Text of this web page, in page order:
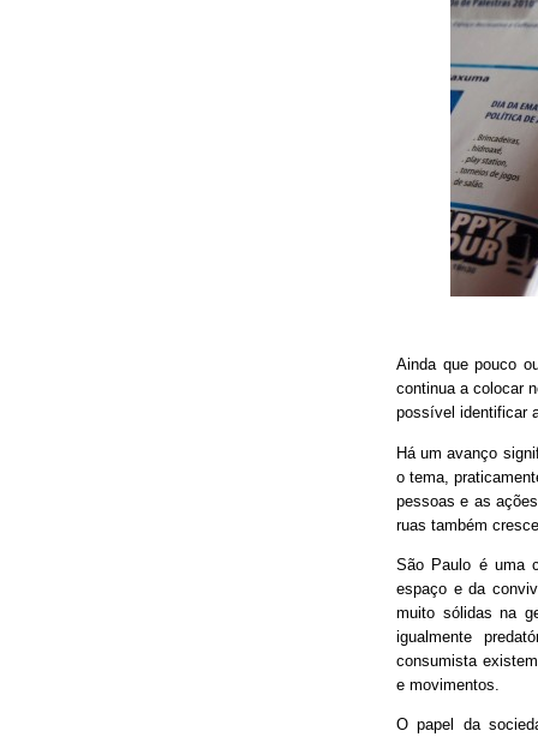
Ainda que pouco
continua a colocar
possível identificar
Há um avanço
o tema,
pessoas e as
ruas também
São Paulo é uma
espaço e da
muito sólidas na
igualmente
consumista
e movimentos.
O papel da